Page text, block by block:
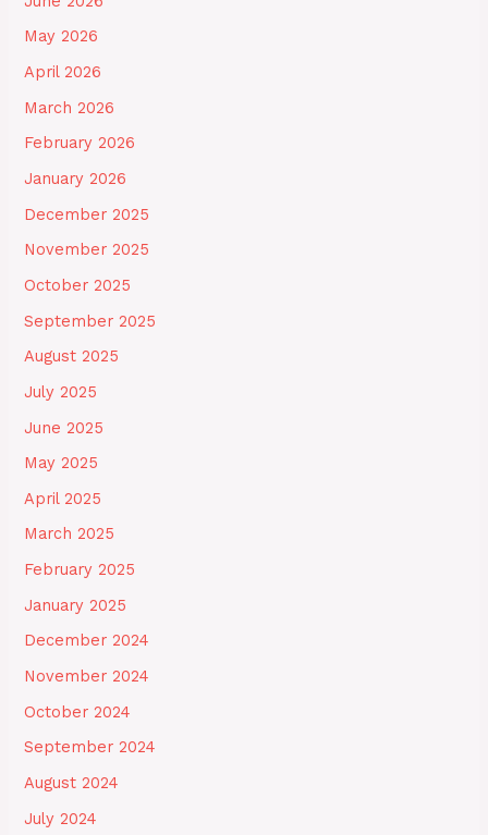
May 2026
April 2026
March 2026
February 2026
January 2026
December 2025
November 2025
October 2025
September 2025
August 2025
July 2025
June 2025
May 2025
April 2025
March 2025
February 2025
January 2025
December 2024
November 2024
October 2024
September 2024
August 2024
July 2024